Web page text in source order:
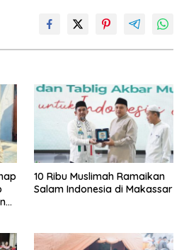
10 Ribu Muslimah Ramaikan
Salam Indonesia di Makassar